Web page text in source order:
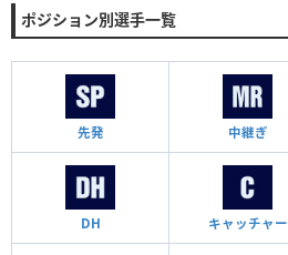
ポジション別選手一覧
先発 中継ぎ
DH キャッチャー